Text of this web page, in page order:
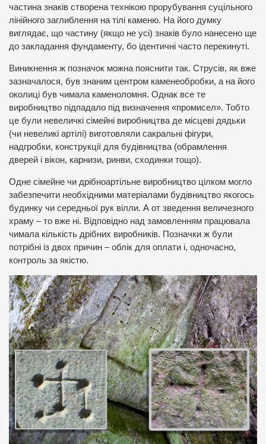
частина знаків створена технікою прорубування суцільного
лінійного заглиблення на тілі каменю. На його думку
виглядає, що частину (якщо не усі) знаків було нанесено ще
до закладання фундаменту, бо ідентичні часто перекинуті.
Виникнення ж позначок можна пояснити так. Струсів, як вже
зазначалося, був знаним центром каменеобробки, а на його
околиці був чимала каменоломня. Однак все те
виробництво підпадало під визначення «промисел». Тобто
це були невеличкі сімейні виробництва де місцеві дядьки
(чи невеликі артілі) виготовляли сакральні фігури,
надгробки, конструкції для будівництва (обрамлення
дверей і вікон, карнизи, ринви, сходинки тощо).
Одне сімейне чи дрібноартільне виробництво цілком могло
забезпечити необхідними матеріалами будівництво якогось
будинку чи середньої рук вілли. А от зведення величезного
храму – то вже ні. Відповідно над замовленням працювала
чимала кількість дрібних виробників. Позначки ж були
потрібні із двох причин – облік для оплати і, одночасно,
контроль за якістю.